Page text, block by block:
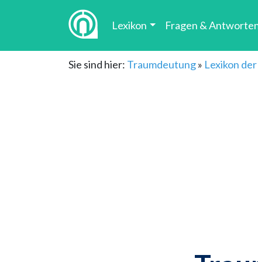
Lexikon Fragen &
Sie sind hier: Traumdeutung» Lexikon